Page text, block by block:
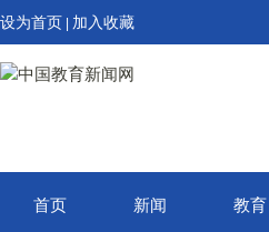
设为首页 加入收藏
首页 新闻 教育